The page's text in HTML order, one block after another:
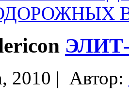
2010 | Автор: